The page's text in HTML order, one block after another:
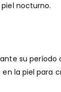
nocturno.
su
la piel para